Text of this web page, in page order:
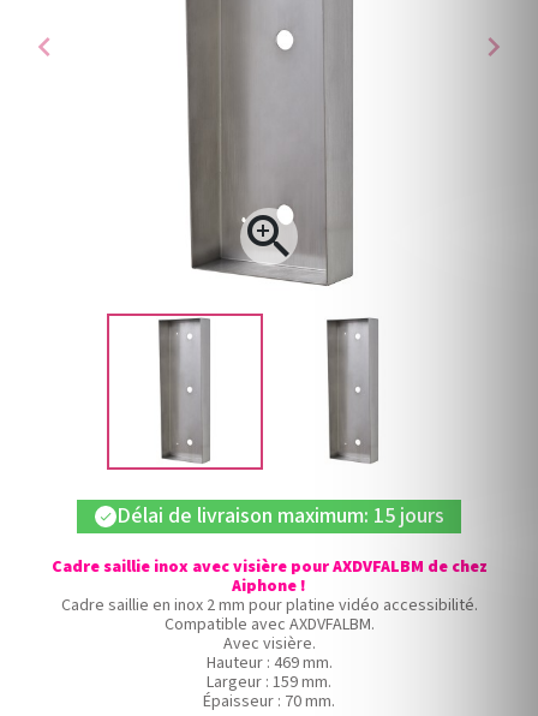
chevron_left

chevron_right
check Délai de livraison maximum: 15 jours
Cadre saillie inox avec visière pour AXDVFALBM de chez
Aiphone !
Cadre saillie en inox 2 mm pour platine vidéo accessibilité.
Compatible avec AXDVFALBM.
Avec visière.
Hauteur : 469 mm.
Largeur : 159 mm.
Épaisseur : 70 mm.